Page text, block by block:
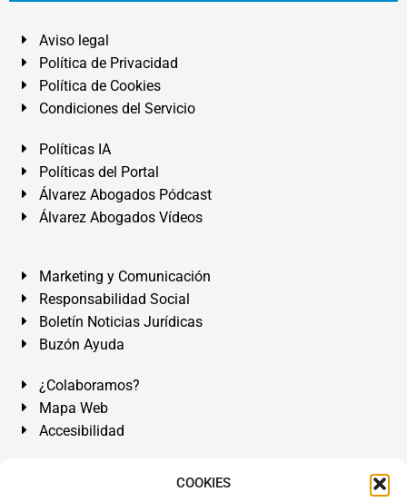
COOKIES
Aviso legal
Política de Privacidad
Política de Cookies
Condiciones del Servicio
Políticas IA
Políticas del Portal
Álvarez Abogados Pódcast
Álvarez Abogados Vídeos
Marketing y Comunicación
Responsabilidad Social
Boletín Noticias Jurídicas
Buzón Ayuda
¿Colaboramos?
Mapa Web
Accesibilidad
Álvarez Abogados Tenerife:Calle Teobaldo Power Nº 7,